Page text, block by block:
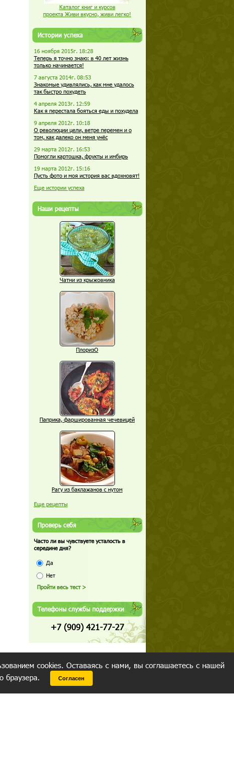
Каталог книг и курсов
проекта Живи вкусно, живи легко!
Истории успеха
16 ноября 2015г. 18:28
Теперь я точно знаю: в 40 лет жизнь
только начинается!
7 августа 2014г. 08:53
Знакомые удивлялись, как мне удалось
так быстро похудеть
4 апреля 2013г. 12:59
Как я перестала бояться еды и похудела
9 апреля 2012г. 10:18
О революции цели, ветре перемен и о
том, как далеко он меня унёс
29 марта 2012г. 16:53
Помогли картошка, фрукты и имбирь
19 марта 2012г. 15:16
Пусть фото и моя история вас вдохновят!
Еще истории успеха
Наши рецепты
Чатни из крыжовника
ПлоризО
Паприка, фаршированная чечевицей
Рагу из баклажанов с нутом
Еще рецепты
Проверь себя
Часто ли вы чувствуете усталость в
середине дня?
Да
Нет
Телефоны службы поддержки
+7 (909) 421-77-27
cookies. Оставаясь с нами, вы соглашаетесь с нашей
браузера. Согласен